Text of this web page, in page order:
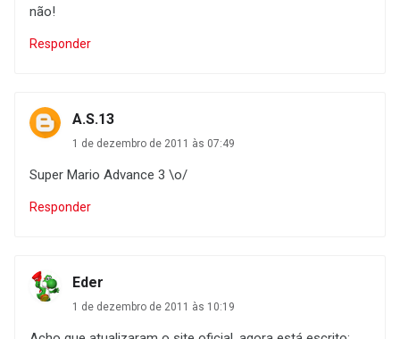
não!
Responder
A.S.13
1 de dezembro de 2011 às 07:49
Super Mario Advance 3 \o/
Responder
Eder
1 de dezembro de 2011 às 10:19